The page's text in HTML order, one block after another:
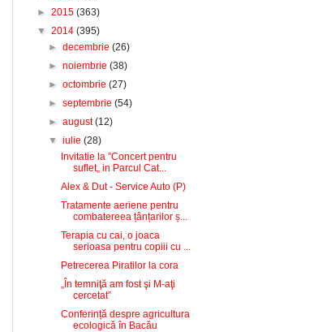
► 2015 (363)
▼ 2014 (395)
►decembrie(26)
►noiembrie(38)
►octombrie(27)
►septembrie(54)
►august(12)
▼iulie(28)
Invitatie la ”Concert pentru
suflet„ in Parcul Cat...
Alex & Dut - Service Auto (P)
Tratamente aeriene pentru
combatereea țânțarilor ș...
Terapia cu cai, o joaca
serioasa pentru copiii cu ...
Petrecerea Piratilor la cora
„În temniţă am fost şi M-aţi
cercetat”
Conferință despre agricultura
ecologică în Bacău